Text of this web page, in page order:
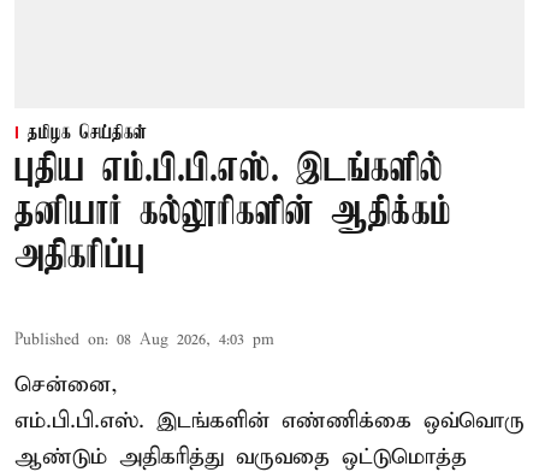
தமிழக செய்திகள்
புதிய எம்.பி.பி.எஸ். இடங்களில்
தனியார் கல்லூரிகளின் ஆதிக்கம்
அதிகரிப்பு
Published on: 08 Aug 2026, 4:03 pm
சென்னை,
எம்.பி.பி.எஸ். இடங்களின் எண்ணிக்கை ஒவ்வொரு
ஆண்டும் அதிகரித்து வருவதை ஒட்டுமொத்த